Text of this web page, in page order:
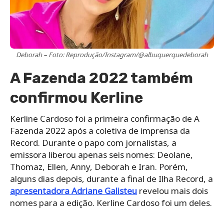
Deborah – Foto: Reprodução/Instagram/@albuquerquedeborah
A Fazenda 2022 também
confirmou Kerline
Kerline Cardoso foi a primeira confirmação de A
Fazenda 2022 após a coletiva de imprensa da
Record. Durante o papo com jornalistas, a
emissora liberou apenas seis nomes: Deolane,
Thomaz, Ellen, Anny, Deborah e Iran. Porém,
alguns dias depois, durante a final de Ilha Record, a
apresentadora Adriane Galisteu revelou mais dois
nomes para a edição. Kerline Cardoso foi um deles.